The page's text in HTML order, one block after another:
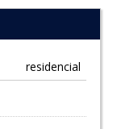
residencial